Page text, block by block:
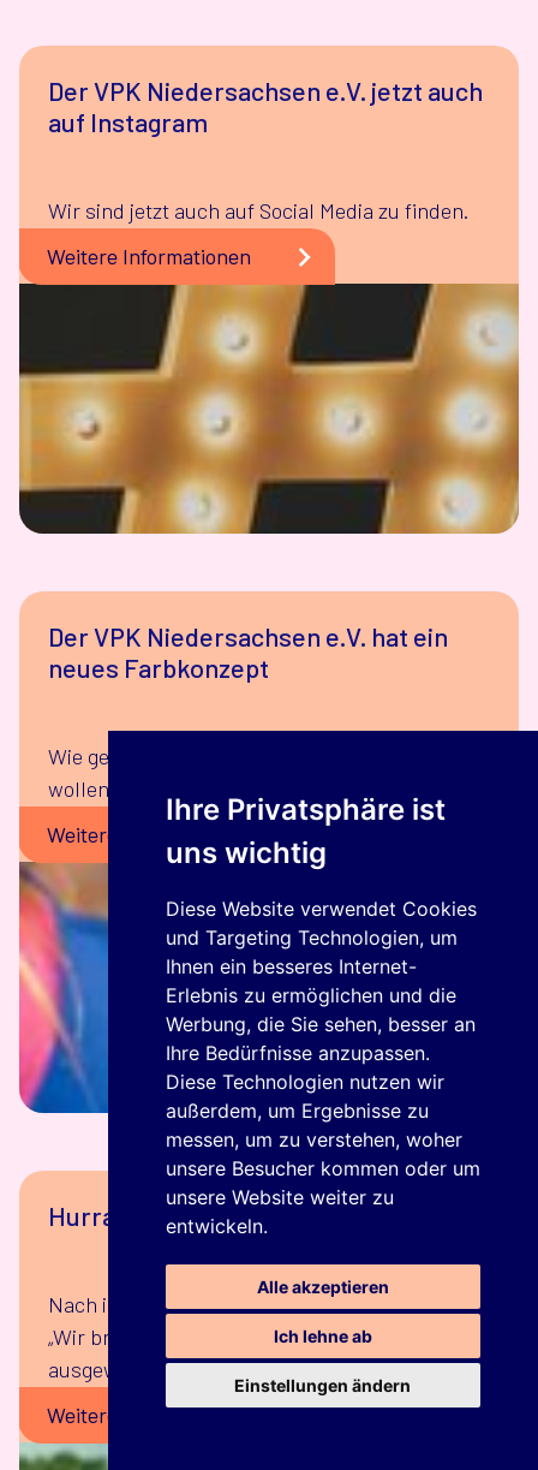
Ihre Privatsphäre ist
uns wichtig
Diese Website verwendet Cookies
und Targeting Technologien, um
Ihnen ein besseres Internet-
Erlebnis zu ermöglichen und die
Werbung, die Sie sehen, besser an
Ihre Bedürfnisse anzupassen.
Diese Technologien nutzen wir
außerdem, um Ergebnisse zu
messen, um zu verstehen, woher
unsere Besucher kommen oder um
unsere Website weiter zu
entwickeln.
Alle akzeptieren
Ich lehne ab
Einstellungen ändern
Der VPK Niedersachsen e.V. jetzt auch
auf Instagram
Wir sind jetzt auch auf Social Media zu finden.
Weitere Informationen
Der VPK Niedersachsen e.V. hat ein
neues Farbkonzept
Wie genau das aussieht und warum das so ist,
wollen wir an dieser Stelle erklären.
Weitere Informationen
Hurra, Hurra der Slogan ist da!
Nach intensiver Prüfung haben wir den Slogan
„Wir brauchen dich“ als klaren Favoriten
ausgewählt.
Weitere Informationen